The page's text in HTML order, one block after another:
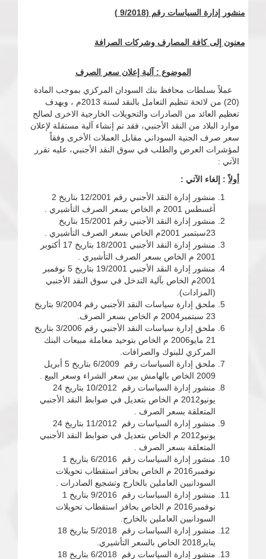
منشور إدارة السياسات رقم (9/2018 )
معنون إلى كافة المصارف وشركات الصرافة
الموضوع : آلية إعلان سعر الصرف
عملاً بسلطات محافظ بنك السودان المركزي بموجب المادة
(20) من لائحة تنظيم التعامل بالنقد لسنة 2013م ، وبهدف
تعظيم العائد من الصادرات والتحويلات الخارجية الاخرى لصالح
موارد البلاد من النقد الأجنبي، فقد تم إنشاء آلية مستقلة لإعلان
سعر صرف الجنية السوداني مقابل العملات الأخرى وفقاً
لمؤشرات العرض والطلب في سوق النقد الأجنبي، عليه تقرر
الآتي :
أولاً: إلغاء الآتي :
منشور إدارة النقد الأجنبي رقم 12/2001 بتاريخ 2
أغسطس 2001 م الخاص بسعر الصرف التأشيري .
منشور إدارة النقد الأجنبي رقم 15/2001 بتاريخ
23سبتمبر 2001م الخاص بسعر الصرف التأشيري .
منشور إدارة النقد الأجنبي 18/2001 بتاريخ 17 أكتوبر
2001 م الخاص بسعر الصرف التأشيري .
منشور إدارة النقد الأجنبي 19/2001 بتاريخ 5 نوفمبر
2001م الخاص بآلية التدخل في سوق النقد الأجنبي
(المزادات).
ملحق إدارة سياسات النقد الأجنبي رقم 9/2004 بتاريخ
23 سبتمبر2004 م الخاص بسعر الصرف.
ملحق إدارة سياسات النقد الأجنبي رقم 3/2006 بتاريخ
21 مايو2006 م الخاص بتوحيد معاملة مبيعات البنك
المركزي للبنوك والصرافات.
ملحق إدارة السياسات رقم 6/2009 بتاريخ 5 أبريل
2009 الخاص بالهامش بين سعر الشراء وسعر البيع .
منشور إدارة السياسات رقم 10/2012 بتاريخ 24
يونيو2012 م الخاص بتعديل في ضوابط النقد الأجنبي
المتعلقة بسعر الصرف .
منشور إدارة السياسات رقم 11/2012 بتاريخ 24
يونيو2012 م الخاص بتعديل في ضوابط النقد الأجنبي
المتعلقة بسعر الصرف .
منشور إدارة السياسات رقم 6/2016 بتاريخ 1
نوفمبر2016 م الخاص بحافز استقطاب تحويلات
السودانيين العاملين بالخارج وتشجيع الصادرات .
منشور إدارة السياسات رقم 9/2016 بتاريخ 1
نوفمبر2016 م الخاص بحافز استقطاب تحويلات
السودانيين العاملين بالخارج.
منشور إدارة السياسات رقم 5/2018 بتاريخ 18
يناير2018 الخاص بالسعر التأشيري.
منشور إدارة السياسات رقم 6/2018 بتاريخ 18